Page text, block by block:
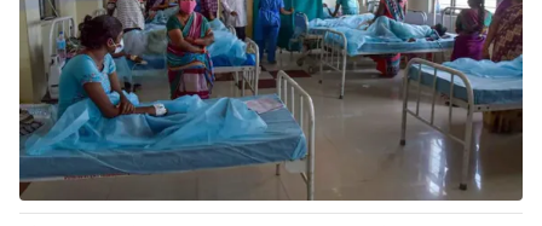
Thế giới
Tin tức
Thế giới đó đây
Câu chuyện quốc tế
Kinh tế
Tài chính
Thị trường
Dữ liệu và đời sống